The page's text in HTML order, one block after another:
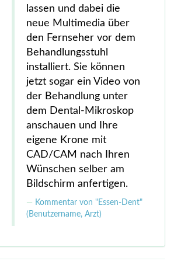
lassen und dabei die
neue Multimedia über
den Fernseher vor dem
Behandlungsstuhl
installiert. Sie können
jetzt sogar ein Video von
der Behandlung unter
dem Dental-Mikroskop
anschauen und Ihre
eigene Krone mit
CAD/CAM nach Ihren
Wünschen selber am
Bildschirm anfertigen.
Kommentar von "Essen-Dent"
(Benutzername, Arzt)